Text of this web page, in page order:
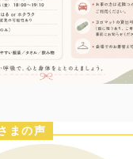
まの声